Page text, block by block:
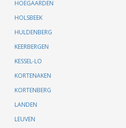
HOEGAARDEN
HOLSBEEK
HULDENBERG
KEERBERGEN
KESSEL-LO
KORTENAKEN
KORTENBERG
LANDEN
LEUVEN